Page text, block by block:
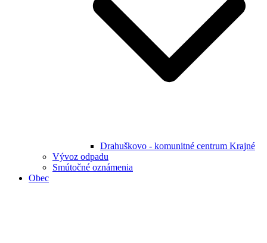
Drahuškovo - komunitné centrum Krajné
Vývoz odpadu
Smútočné oznámenia
Obec